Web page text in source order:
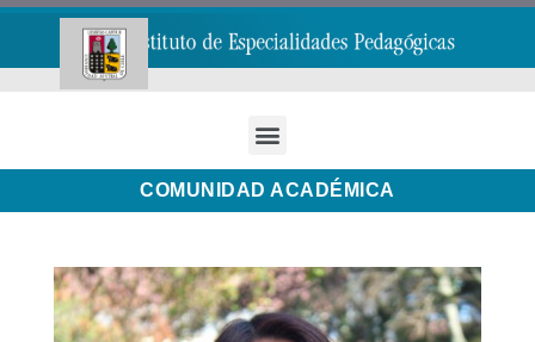
COMUNIDAD ACADÉMICA